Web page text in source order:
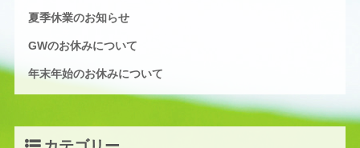
夏季休業のお知らせ
GWのお休みについて
年末年始のお休みについて